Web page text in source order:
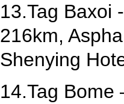
13.Tag Baxoi
216km,
Shenying
14.Tag Bome